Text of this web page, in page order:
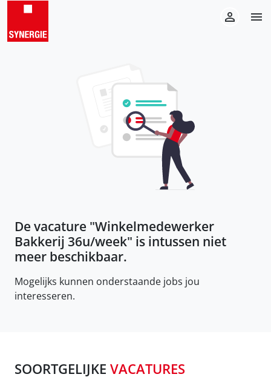
De vacature "Winkelmedewerker
Bakkerij 36u/week" is intussen niet
meer beschikbaar.
Mogelijks kunnen onderstaande jobs jou
interesseren.
SOORTGELIJKE VACATURES